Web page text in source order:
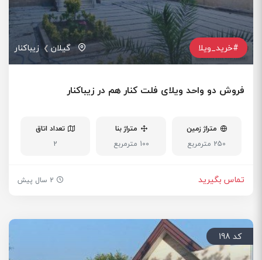
#خرید_ویلا گیلان زیباکنار
فروش دو واحد ویلای فلت کنار هم در زیباکنار
متراژ زمین
250 مترمربع
متراژ بنا
100 مترمربع
تعداد اتاق
2
تماس بگیرید 2 سال پیش
کد 198